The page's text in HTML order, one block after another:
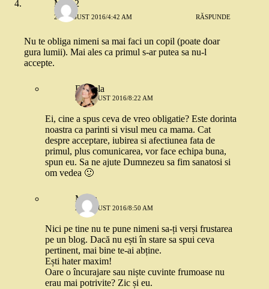
Mira 2
27 AUGUST 2016/4:42 AM RĂSPUNDE
Nu te obliga nimeni sa mai faci un copil (poate doar
gura lumii). Mai ales ca primul s-ar putea sa nu-l
accepte.
Daniela
27 AUGUST 2016/8:22 AM
Ei, cine a spus ceva de vreo obligatie? Este dorinta
noastra ca parinti si visul meu ca mama. Cat
despre acceptare, iubirea si afectiunea fata de
primul, plus comunicarea, vor face echipa buna,
spun eu. Sa ne ajute Dumnezeu sa fim sanatosi si
om vedea 🙂
Maria
27 AUGUST 2016/8:50 AM
Nici pe tine nu te pune nimeni sa-ți verși frustarea
pe un blog. Dacă nu ești în stare sa spui ceva
pertinent, mai bine te-ai abține.
Ești hater maxim!
Oare o încurajare sau niște cuvinte frumoase nu
erau mai potrivite? Zic și eu.